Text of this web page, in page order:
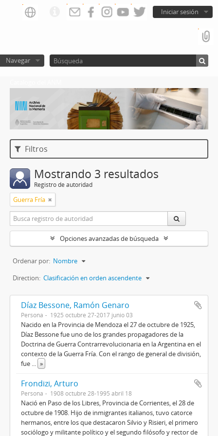
Iniciar sesión
Navegar
Filtros
Mostrando 3 resultados
Registro de autoridad
Guerra Fría
Opciones avanzadas de búsqueda
Ordenar por: Nombre
Direction: Clasificación en orden ascendente
Díaz Bessone, Ramón Genaro
Persona 1925 octubre 27-2017 junio 03
Nacido en la Provincia de Mendoza el 27 de octubre de 1925,
Díaz Bessone fue uno de los grandes propagadores de la
Doctrina de Guerra Contrarrevolucionaria en la Argentina en el
contexto de la Guerra Fría. Con el rango de general de división,
fue ... »
Frondizi, Arturo
Persona 1908 octubre 28-1995 abril 18
Nació en Paso de los Libres, Provincia de Corrientes, el 28 de
octubre de 1908. Hijo de inmigrantes italianos, tuvo catorce
hermanos, entre los que destacaron Silvio y Risieri, el primero
sociólogo y militante político y el segundo filósofo y rector de